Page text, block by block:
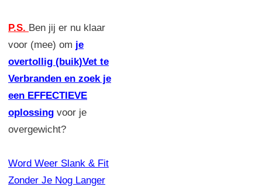
P.S. Ben jij er nu klaar
voor (mee) om je
overtollig (buik)Vet te
Verbranden en zoek je
een EFFECTIEVE
oplossing voor je
overgewicht?
Word Weer Slank & Fit
Zonder Je Nog Langer